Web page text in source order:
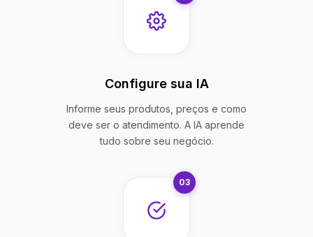
Configure sua IA
Informe seus produtos, preços e como
deve ser o atendimento. A IA aprende
tudo sobre seu negócio.
03